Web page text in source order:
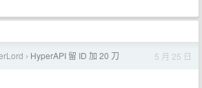
› HyperAPI 留 ID 加 20 刀 5 月 25 日